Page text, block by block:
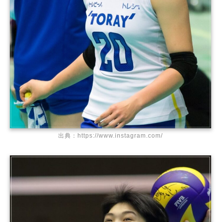
出典：https://www.instagram.com/